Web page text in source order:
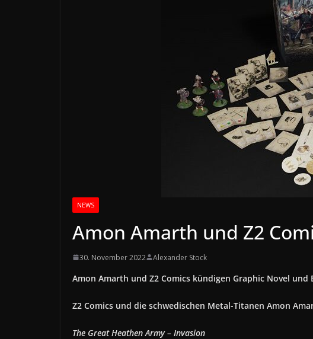
NEWS
Amon Amarth und Z2
30. November 2022 Alexander Stock
Amon Amarth und Z2 Comics kündigen Graphic Novel und
Z2 Comics und die schwedischen Metal-Titanen Amon
The Great Heathen Army – Invasion